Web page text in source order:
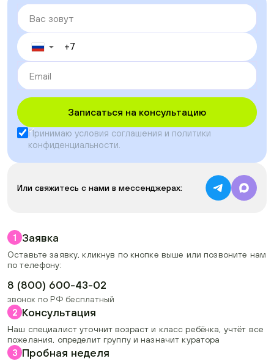
▼
Записаться на консультацию
Принимаю условия соглашения и политики
конфиденциальности.
Или свяжитесь с нами в мессенджерах:
1 Заявка
Оставьте заявку, кликнув по кнопке выше или позвоните нам
по телефону:
8 (800) 600-43-02
звонок по РФ бесплатный
2 Консультация
Наш специалист уточнит возраст и класс ребёнка, учтёт все
пожелания, определит группу и назначит куратора
3 Пробная неделя